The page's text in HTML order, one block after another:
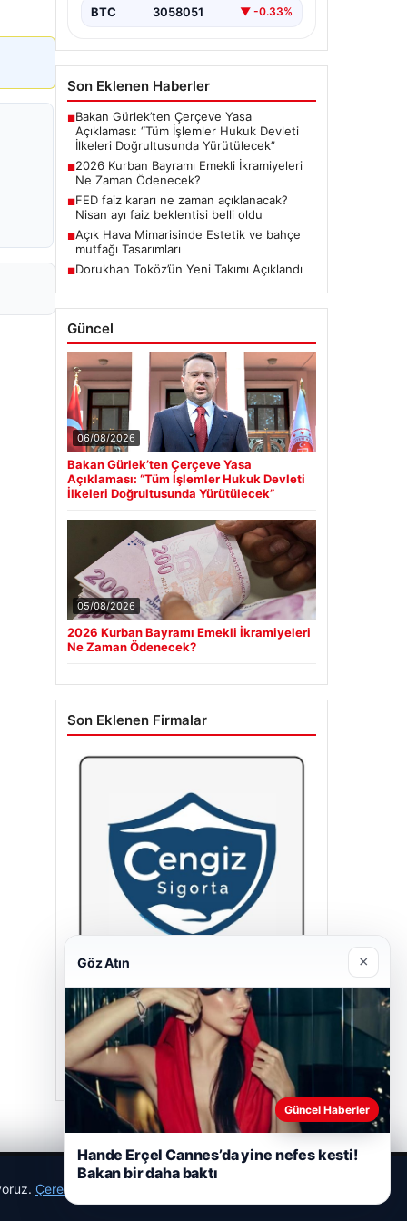
BTC 3058051 ▼ -0.33%
Son Eklenen Haberler
■Bakan Gürlek’ten Çerçeve Yasa
Açıklaması: “Tüm İşlemler Hukuk Devleti
İlkeleri Doğrultusunda Yürütülecek”
■2026 Kurban Bayramı Emekli İkramiyeleri
Ne Zaman Ödenecek?
■FED faiz kararı ne zaman açıklanacak?
Nisan ayı faiz beklentisi belli oldu
■Açık Hava Mimarisinde Estetik ve bahçe
mutfağı Tasarımları
■Dorukhan Toköz’ün Yeni Takımı Açıklandı
Güncel
06/08/2026
Bakan Gürlek’ten Çerçeve Yasa
Açıklaması: “Tüm İşlemler Hukuk Devleti
İlkeleri Doğrultusunda Yürütülecek”
05/08/2026
2026 Kurban Bayramı Emekli İkramiyeleri
Ne Zaman Ödenecek?
Son Eklenen Firmalar
Cengiz Sigorta
23/06/2026
Çerez Politikamız
Göz Atın ×
Güncel Haberler
Hande Erçel Cannes’da yine nefes kesti!
Bakan bir daha baktı